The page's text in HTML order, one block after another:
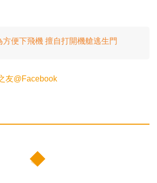
方便下飛機 擅自打開機艙逃生門
友@Facebook